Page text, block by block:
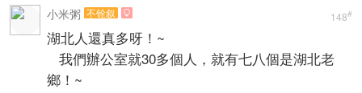
148#
小米粥 不铨叙 
湖北人還真多呀！~
我們辦公室就30多個人，就有七八個是湖北老
鄉！~